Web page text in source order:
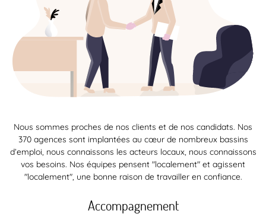
Nous sommes proches de nos clients et de nos candidats. Nos
370 agences sont implantées au cœur de nombreux bassins
d’emploi, nous connaissons les acteurs locaux, nous connaissons
vos besoins. Nos équipes pensent "localement" et agissent
"localement", une bonne raison de travailler en confiance.
Accompagnement